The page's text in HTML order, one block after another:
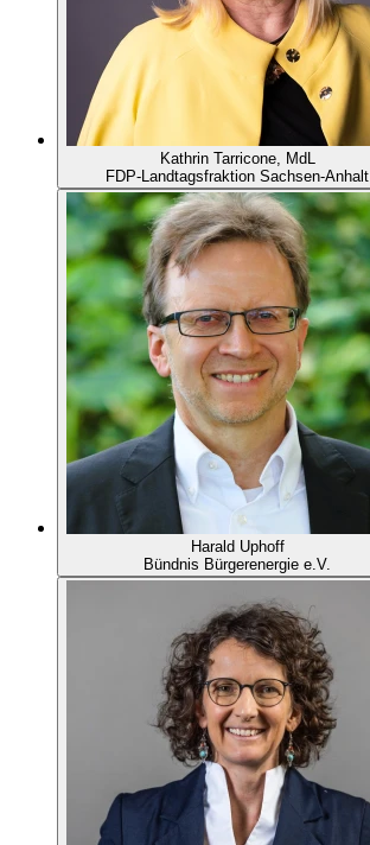
Kathrin Tarricone, MdL
FDP-Landtagsfraktion Sachsen-Anhalt
Harald Uphoff
Bündnis Bürgerenergie e.V.